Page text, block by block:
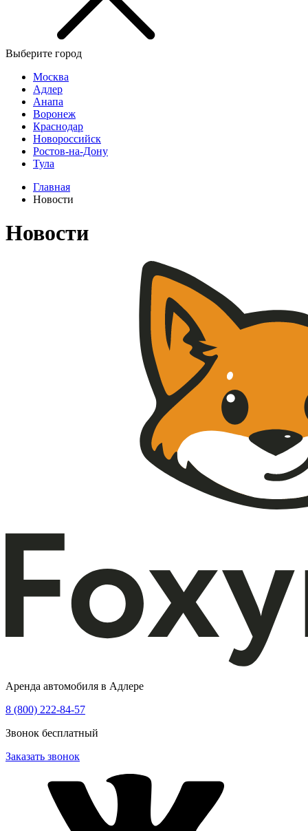
Выберите город
Москва
Адлер
Анапа
Воронеж
Краснодар
Новороссийск
Ростов-на-Дону
Тула
Главная
Новости
Новости
Аренда автомобиля в Адлере
8 (800) 222-84-57
Звонок бесплатный
Заказать звонок